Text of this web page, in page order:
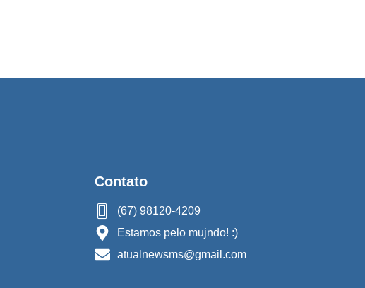
Contato
(67) 98120-4209
Estamos pelo mujndo! :)
atualnewsms@gmail.com